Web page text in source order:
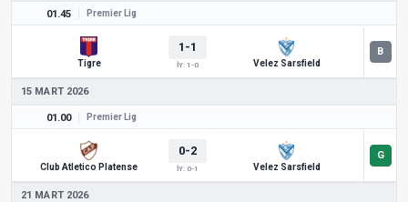
01.45 Premier Lig
Tigre
1-1
İY: 1-0 Velez Sarsfield
15 MART 2026
01.00 Premier Lig
Club Atletico Platense
0-2
İY: 0-1 Velez Sarsfield
21 MART 2026